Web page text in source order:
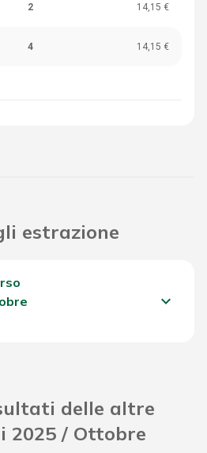
2 14,15 €
4 14,15 €
estrazione
keyboard_arrow_down
delle altre
2025 / Ottobre